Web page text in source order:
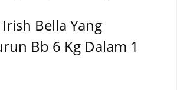
Bella Yang
Bb 6 Kg Dalam 1